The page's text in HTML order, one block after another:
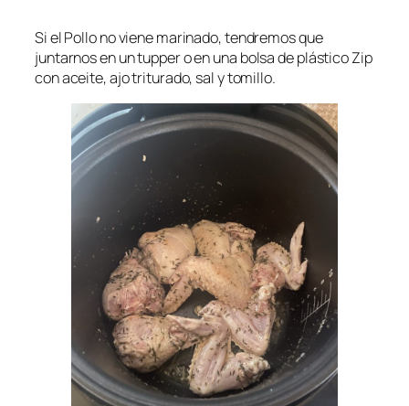
Si el Pollo no viene marinado, tendremos que
juntarnos en un tupper o en una bolsa de plástico Zip
con aceite, ajo triturado, sal y tomillo.